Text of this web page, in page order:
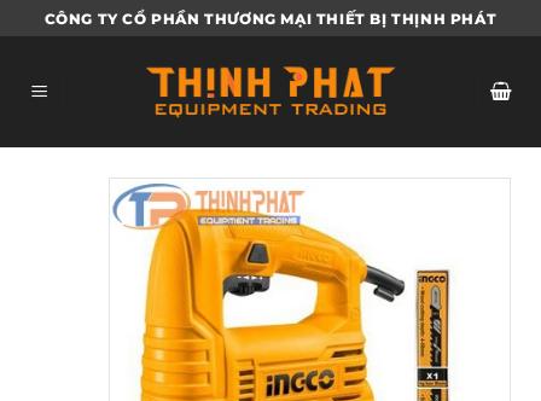
qua
dung
CÔNG TY CỔ PHẦN THƯƠNG MẠI THIẾT BỊ THỊNH PHÁT